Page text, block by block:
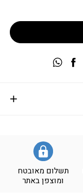
תשלום מאובטח
ומוצפן באתר